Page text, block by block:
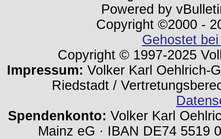
Powered by
Copyright ©2000 -
Gehostet
Copyright © 1997-2025
Impressum: Volker Karl Oehlrich-
Riedstadt /
Spendenkonto: Volker Karl
Mainz eG · IBAN DE74 5519